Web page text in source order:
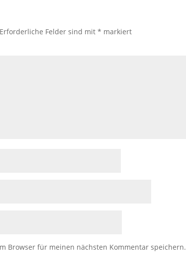
Erforderliche Felder sind mit* markiert
Browser für meinen nächsten Kommentar speichern.